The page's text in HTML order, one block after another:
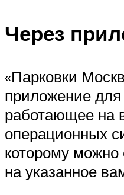
Через
«Парковки
приложение для
работающее на
операционных
которому можно
на указанное